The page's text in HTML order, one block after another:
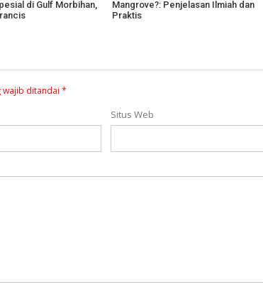
di Gulf Morbihan,
Mangrove?: Penjelasan Ilmiah dan
Praktis
wajib ditandai *
Situs Web